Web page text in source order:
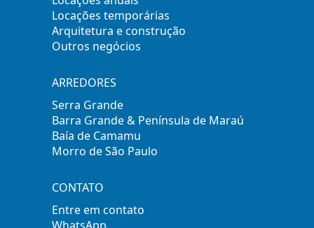
Locações temporárias
Arquitetura e construção
Outros negócios
ARREDORES
Serra Grande
Barra Grande & Península de Maraú
Baía de Camamu
Morro de São Paulo
CONTATO
Entre em contato